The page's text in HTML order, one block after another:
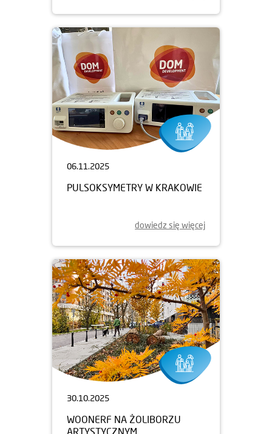
06.11.2025
PULSOKSYMETRY W KRAKOWIE
dowiedz się więcej
30.10.2025
WOONERF NA ŻOLIBORZU
ARTYSTYCZNYM